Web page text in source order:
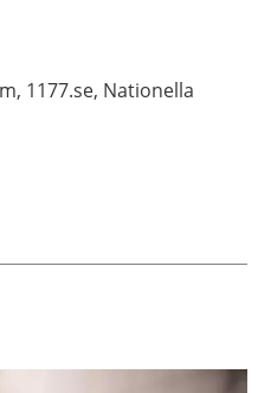
1177.se, Nationella